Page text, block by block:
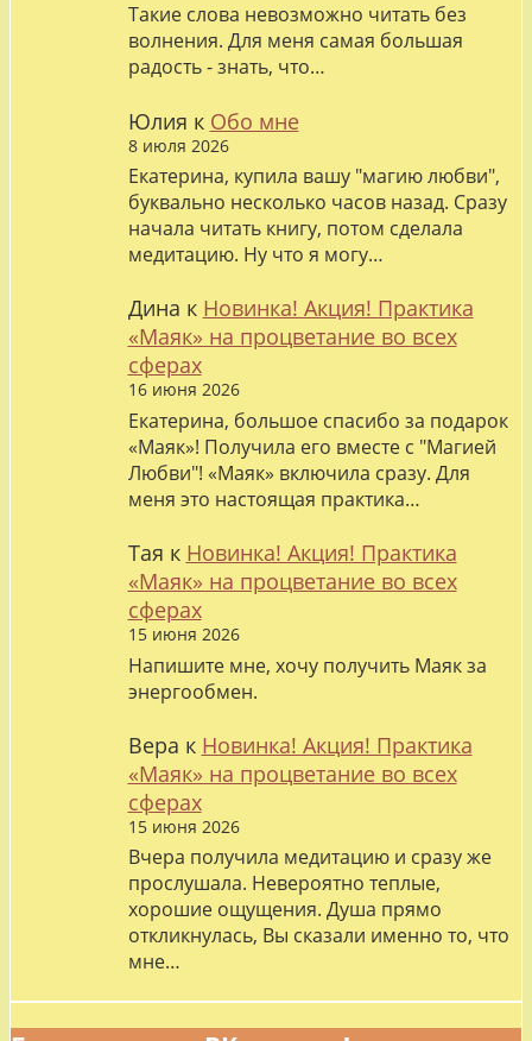
Такие слова невозможно читать без
волнения. Для меня самая большая
радость - знать, что…
Юлия к Обо мне
8 июля 2026
Екатерина, купила вашу "магию любви",
буквально несколько часов назад. Сразу
начала читать книгу, потом сделала
медитацию. Ну что я могу…
Дина к Новинка! Акция! Практика
«Маяк» на процветание во всех
сферах
16 июня 2026
Екатерина, большое спасибо за подарок
«Маяк»! Получила его вместе с "Магией
Любви"! «Маяк» включила сразу. Для
меня это настоящая практика…
Тая к Новинка! Акция! Практика
«Маяк» на процветание во всех
сферах
15 июня 2026
Напишите мне, хочу получить Маяк за
энергообмен.
Вера к Новинка! Акция! Практика
«Маяк» на процветание во всех
сферах
15 июня 2026
Вчера получила медитацию и сразу же
прослушала. Невероятно теплые,
хорошие ощущения. Душа прямо
откликнулась, Вы сказали именно то, что
мне…